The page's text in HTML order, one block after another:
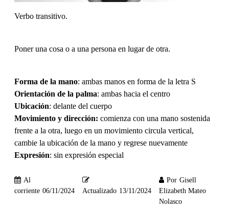
Verbo transitivo.
Poner una cosa o a una persona en lugar de otra.
Forma de la mano: ambas manos en forma de la letra S
Orientación de la palma: ambas hacia el centro
Ubicación: delante del cuerpo
Movimiento y dirección: comienza con una mano sostenida
frente a la otra, luego en un movimiento circula vertical,
cambie la ubicación de la mano y regrese nuevamente
Expresión: sin expresión especial
Al
corriente 06/11/2024 Actualizado 13/11/2024
Por Gisell
Elizabeth Mateo
Nolasco